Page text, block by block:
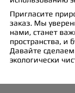
Пригласите
заказ. Мы
нами, станет
пространства, и
Давайте
экологически